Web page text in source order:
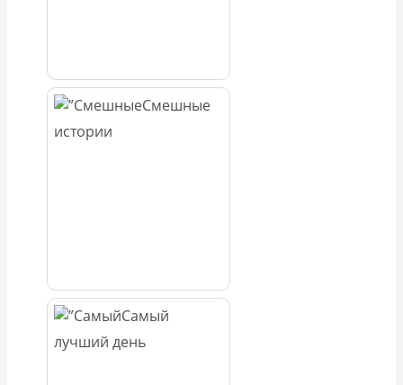
Смешные
истории
Самый
лучший день